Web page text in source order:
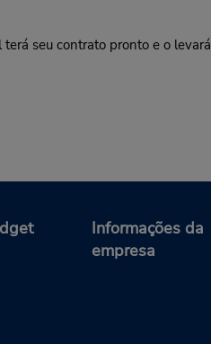
seu contrato pronto e o levará
Informações da
empresa